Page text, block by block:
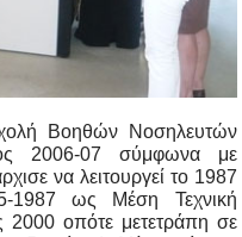
Βοηθών Νοσηλευτών
2006-07 σύμφωνα με
να λειτουργεί το 1987
ως Μέση Τεχνική
2000 οπότε μετετράπη σε